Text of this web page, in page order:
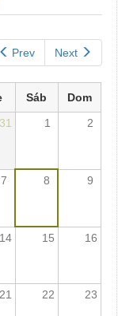
Prev Next
Sáb
Dom
31 1 2
7 8 9
14 15 16
21 22 23